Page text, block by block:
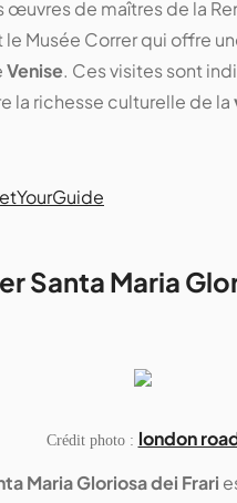
œuvres de maîtres de la
le Musée Correr qui offre
Venise. Ces visites sont
la richesse culturelle de la
Santa Maria
Crédit photo : london
Maria Gloriosa dei Frari